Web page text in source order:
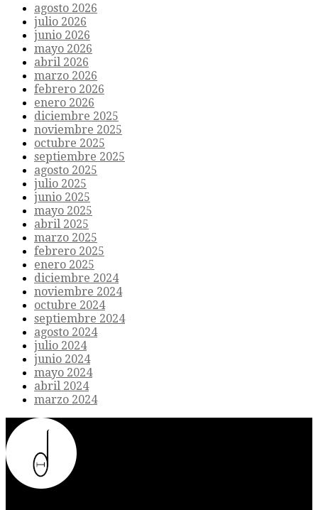
agosto 2026
julio 2026
junio 2026
mayo 2026
abril 2026
marzo 2026
febrero 2026
enero 2026
diciembre 2025
noviembre 2025
octubre 2025
septiembre 2025
agosto 2025
julio 2025
junio 2025
mayo 2025
abril 2025
marzo 2025
febrero 2025
enero 2025
diciembre 2024
noviembre 2024
octubre 2024
septiembre 2024
agosto 2024
julio 2024
junio 2024
mayo 2024
abril 2024
marzo 2024